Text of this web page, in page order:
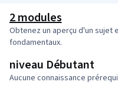
2 modules
Obtenez un aperçu d'un sujet
fondamentaux.
niveau Débutant
Aucune connaissance